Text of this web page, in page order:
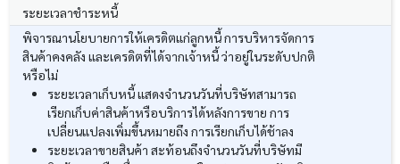
ระยะเวลาชำระหนี้
พิจารณานโยบายการให้เครดิตแก่ลูกหนี้ การบริหารจัดการ
สินค้าคงคลัง และเครดิตที่ได้จากเจ้าหนี้ ว่าอยู่ในระดับปกติ
หรือไม่
ระยะเวลาเก็บหนี้ แสดงจำนวนวันที่บริษัทสามารถ
เรียกเก็บค่าสินค้าหรือบริการได้หลังการขาย การ
เปลี่ยนแปลงเพิ่มขึ้นหมายถึง การเรียกเก็บได้ช้าลง
ระยะเวลาขายสินค้า สะท้อนถึงจำนวนวันที่บริษัทมี